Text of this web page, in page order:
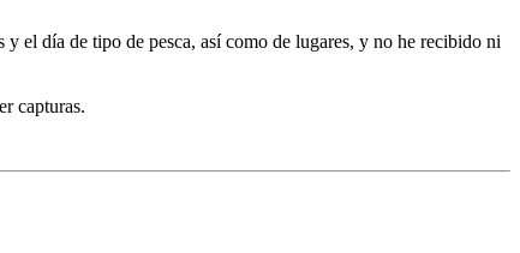
el día de tipo de pesca, así como de lugares, y no he recibido ni
capturas.